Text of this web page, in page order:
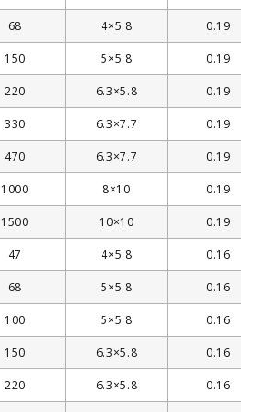
68 4×5.8 0.19
150 5×5.8 0.19
220 6.3×5.8 0.19
330 6.3×7.7 0.19
470 6.3×7.7 0.19
1000 8×10 0.19
1500 10×10 0.19
47 4×5.8 0.16
68 5×5.8 0.16
100 5×5.8 0.16
150 6.3×5.8 0.16
220 6.3×5.8 0.16